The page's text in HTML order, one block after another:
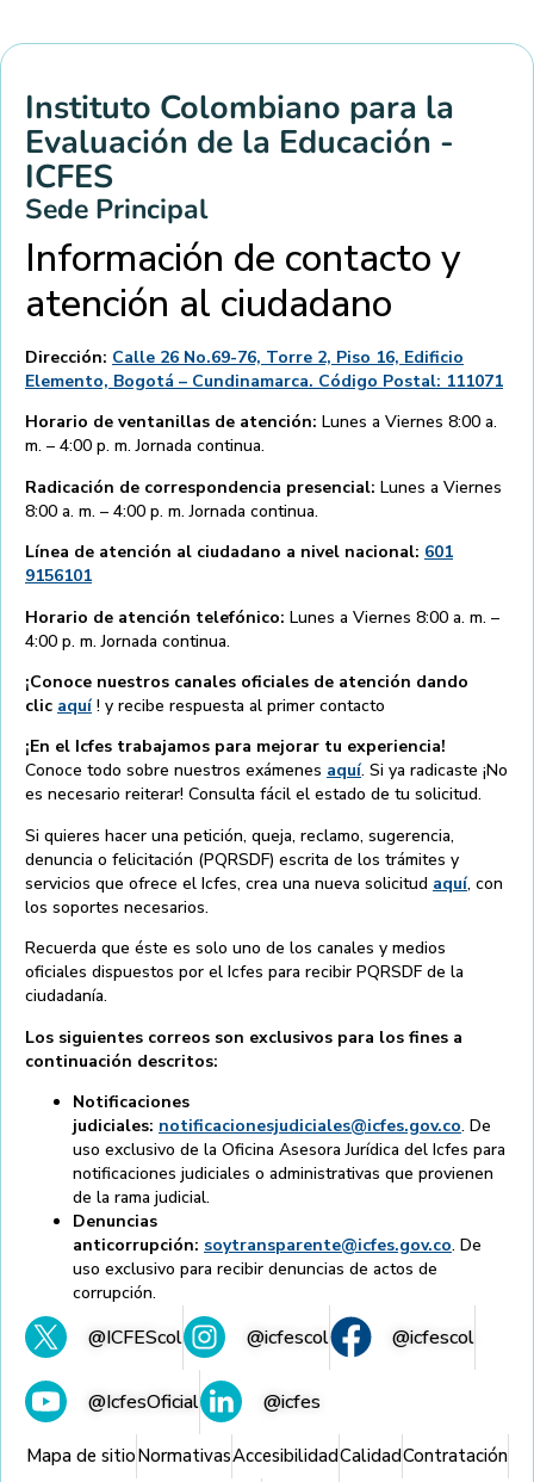
Instituto Colombiano para la
Evaluación de la Educación -
ICFES
Sede Principal
Información de contacto y
atención al ciudadano
Dirección: Calle 26 No.69-76, Torre 2, Piso 16, Edificio
Elemento, Bogotá – Cundinamarca. Código Postal: 111071
Horario de ventanillas de atención: Lunes a Viernes 8:00 a.
m. – 4:00 p. m. Jornada continua.
Radicación de correspondencia presencial: Lunes a Viernes
8:00 a. m. – 4:00 p. m. Jornada continua.
Línea de atención al ciudadano a nivel nacional: 601
9156101
Horario de atención telefónico: Lunes a Viernes 8:00 a. m. –
4:00 p. m. Jornada continua.
¡Conoce nuestros canales oficiales de atención dando
clic aquí! y recibe respuesta al primer contacto
¡En el Icfes trabajamos para mejorar tu experiencia!
Conoce todo sobre nuestros exámenes aquí. Si ya radicaste ¡No
es necesario reiterar! Consulta fácil el estado de tu solicitud.
Si quieres hacer una petición, queja, reclamo, sugerencia,
denuncia o felicitación (PQRSDF) escrita de los trámites y
servicios que ofrece el Icfes, crea una nueva solicitud aquí, con
los soportes necesarios.
Recuerda que éste es solo uno de los canales y medios
oficiales dispuestos por el Icfes para recibir PQRSDF de la
ciudadanía.
Los siguientes correos son exclusivos para los fines a
continuación descritos:
Notificaciones
judiciales: notificacionesjudiciales@icfes.gov.co. De
uso exclusivo de la Oficina Asesora Jurídica del Icfes para
notificaciones judiciales o administrativas que provienen
de la rama judicial.
Denuncias
anticorrupción: soytransparente@icfes.gov.co. De
uso exclusivo para recibir denuncias de actos de
corrupción.
@ICFEScol @icfescol @icfescol
@IcfesOficial @icfes
Mapa de sitioNormativasAccesibilidadCalidadContratación